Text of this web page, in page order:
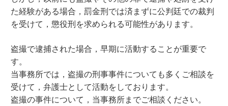
た経験がある場合，罰金刑では済まずに公判廷での裁判
を受けて，懲役刑を求められる可能性があります。
盗撮で逮捕された場合，早期に活動することが重要で
す。
当事務所では，盗撮の刑事事件についても多くご相談を
受けて，弁護士として活動をしております。
盗撮の事件について，当事務所までご相談ください。